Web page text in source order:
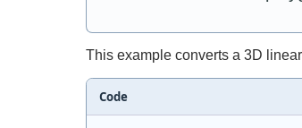
This example converts a 3D
Code